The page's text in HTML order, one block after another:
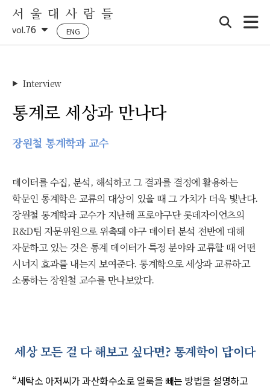
서 울 대 사 람 들
vol.76 ENG
▶ Interview
통계로 세상과 만나다
장원철 통계학과 교수
데이터를 수집, 분석, 해석하고 그 결과를 결정에 활용하는
학문인 통계학은 교류의 대상이 있을 때 그 가치가 더욱 빛난다.
장원철 통계학과 교수가 지난해 프로야구단 롯데자이언츠의
R&D팀 자문위원으로 위촉돼 야구 데이터 분석 전반에 대해
자문하고 있는 것은 통계 데이터가 특정 분야와 교류할 때 어떤
시너지 효과를 내는지 보여준다. 통계학으로 세상과 교류하고
소통하는 장원철 교수를 만나보았다.
세상 모든 걸 다 해보고 싶다면? 통계학이 답이다
“세탁소 아저씨가 과산화수소로 얼룩을 빼는 방법을 설명하고